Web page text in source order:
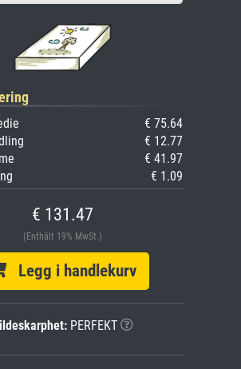
€ 75.64
€ 12.77
€ 41.97
€ 1.09
€ 131.47
(Enthält 19% MwSt.)
Legg i handlekurv
PERFEKT